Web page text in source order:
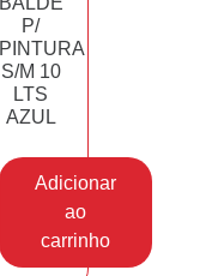
P/
PINTURA
S/M 10
LTS
AZUL
Adicionar
ao
carrinho